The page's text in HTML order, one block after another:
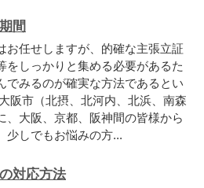
間
お任せしますが、的確な主張立証
をしっかりと集める必要があるた
でみるのが確実な方法であるとい
阪市（北摂、北河内、北浜、南森
、大阪、京都、阪神間の皆様から
少しでもお悩みの方...
対応方法